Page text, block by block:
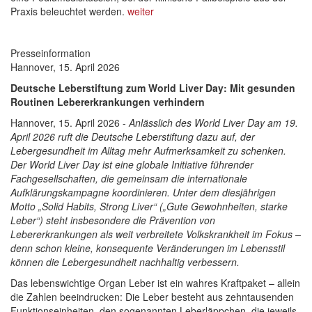
Praxis beleuchtet werden. weiter
Presseinformation
Hannover, 15. April 2026
Deutsche Leberstiftung zum World Liver Day: Mit gesunden
Routinen Lebererkrankungen verhindern
Hannover, 15. April 2026 -Anlässlich des World Liver Day am 19.
April 2026 ruft die Deutsche Leberstiftung dazu auf, der
Lebergesundheit im Alltag mehr Aufmerksamkeit zu schenken.
Der World Liver Day ist eine globale Initiative führender
Fachgesellschaften, die gemeinsam die internationale
Aufklärungskampagne koordinieren. Unter dem diesjährigen
Motto „Solid Habits, Strong Liver“ („Gute Gewohnheiten, starke
Leber“) steht insbesondere die Prävention von
Lebererkrankungen als weit verbreitete Volkskrankheit im Fokus –
denn schon kleine, konsequente Veränderungen im Lebensstil
können die Lebergesundheit nachhaltig verbessern.
Das lebenswichtige Organ Leber ist ein wahres Kraftpaket – allein
die Zahlen beeindrucken: Die Leber besteht aus zehntausenden